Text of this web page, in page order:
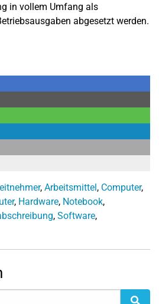
in vollem Umfang als
abgesetzt werden.
, Arbeitsmittel, Computer,
, Hardware, Notebook,
, Software,